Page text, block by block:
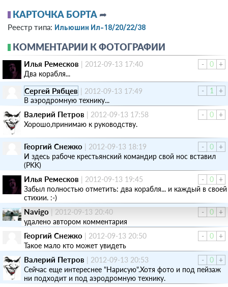
КАРТОЧКА БОРТА ➦
Реестр типа: Ильюшин Ил-18/20/22/38
КОММЕНТАРИИ К ФОТОГРАФИИ
- 0 +
Илья Ремесков | 2012-09-13 17:40
Два корабля...
-
1 +
Сергей Рябцев | 2012-09-13 17:49
В аэродромную технику...
-
0 +
Валерий Петров | 2012-09-13 17:58
Хорошо,принимаю к руководству.
- 0 +
Георгий Снежко | 2012-09-13 18:19
И здесь рабоче крестьянский командир свой нос вставил
(PKK)
-
0 +
Илья Ремесков | 2012-09-13 19:45
Забыл полностью отметить: два корабля... и каждый в своей
стихии. :-)
-
0 +
Navigo
2012-09-13 20:40
удалено автором комментария
-
0 +
Георгий Снежко | 2012-09-13 20:50
Такое мало кто может увидеть
-
0 +
Валерий Петров | 2012-09-13 20:53
Сейчас еще интереснее "Нарисую".Хотя фото и под пейзаж
ни подходит и под аэродромную технику.